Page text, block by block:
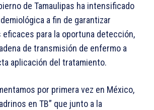
de Tamaulipas ha intensificado
a fin de garantizar
para la oportuna detección,
de transmisión de enfermo a
aplicación del tratamiento.
por primera vez en México,
en TB” que junto a la